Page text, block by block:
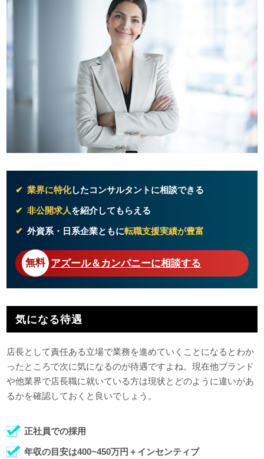
業界に特化したコンサルタントに相談できる
非公開求人を紹介してもらえる
外資系・日系企業ともに転職支援実績が豊富
アズール＆カンパニーに相談する
気になる待遇
店長として責任ある立場で業務を進めていくことになるとわか
ったところで次に気になるのが待遇ですよね。現在他ブランド
や他業界で店長職に就いている方は現状とどのように違いがあ
るかを確認しておくと良いでしょう。
正社員での採用
年収の目安は400~450万円＋インセンティブ